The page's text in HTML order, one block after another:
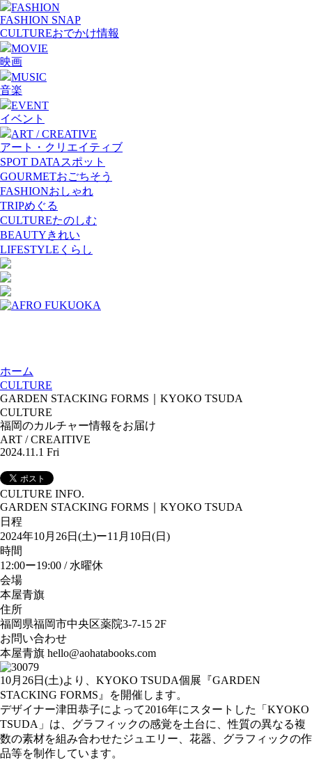
FASHION
FASHION SNAP
CULTUREおでかけ情報
MOVIE
映画
MUSIC
音楽
EVENT
イベント
ART / CREATIVE
アート・クリエイティブ
SPOT DATA スポット
GOURMETおごちそう
FASHIONおしゃれ
TRIPめぐる
CULTUREたのしむ
BEAUTYきれい
LIFESTYLE くらし
ホーム
CULTURE
GARDEN STACKING FORMS｜KYOKO TSUDA
CULTURE
福岡のカルチャー情報をお届け
ART / CREAITIVE
2024.11.1 Fri
CULTURE INFO.
GARDEN STACKING FORMS｜KYOKO TSUDA
日程
2024年10月26日(土)ー11月10日(日)
時間
12:00ー19:00 / 水曜休
会場
本屋青旗
住所
福岡県福岡市中央区薬院3-7-15 2F
お問い合わせ
本屋青旗 hello@aohatabooks.com
10月26日(土)より、KYOKO TSUDA個展『GARDEN
STACKING FORMS』を開催します。
デザイナー津田恭子によって2016年にスタートした「KYOKO
TSUDA」は、グラフィックの感覚を土台に、性質の異なる複
数の素材を組み合わせたジュエリー、花器、グラフィックの作
品等を制作しています。